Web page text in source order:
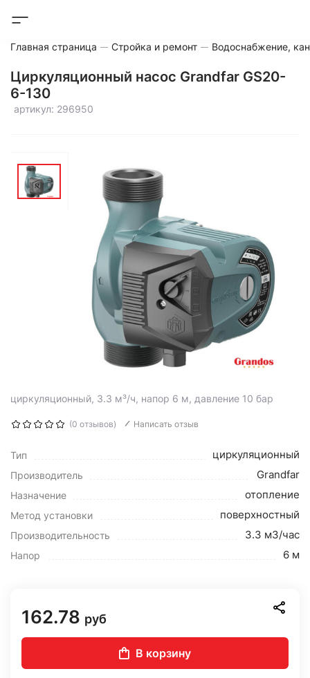
Главная страница Стройка и ремонт Водоснабжение,
Циркуляционный насос Grandfar GS20-
6-130
артикул: 296950
циркуляционный, 3.3 м³/ч, напор 6 м, давление 10 бар
(0 отзывов) Написать отзыв
Тип циркуляционный
Производитель Grandfar
Назначение отопление
Метод установки поверхностный
Производительность 3.3 м3/час
Напор 6 м
162.78 руб
В корзину